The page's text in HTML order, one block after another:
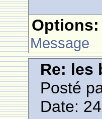
Options:
Message
Re: les
Posté
Date: